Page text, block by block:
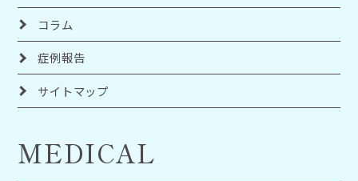
コラム
症例報告
サイトマップ
MEDICAL